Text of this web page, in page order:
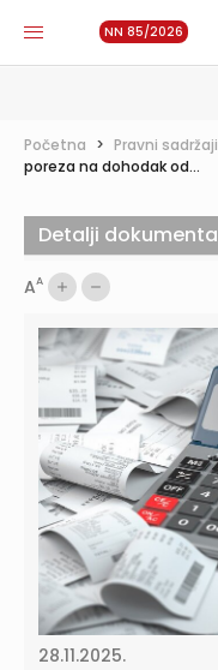
NN 85/2026
Početna > Pravni sadržaji
poreza na dohodak od...
AA
28.11.2025.
Detalji dokumenta